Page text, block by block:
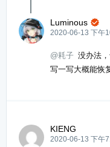
Luminous 
2020-06-13 下午
@耗子 没办法
写一写大概能恢
KIENG
2020-06-13 下午